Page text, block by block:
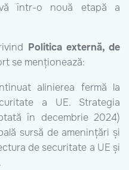
într-o nouă etapă a
Politica externă, de
se menționează:
alinierea fermă la
a UE. Strategia
în decembrie 2024)
sursă de amenințări și
de securitate a UE și